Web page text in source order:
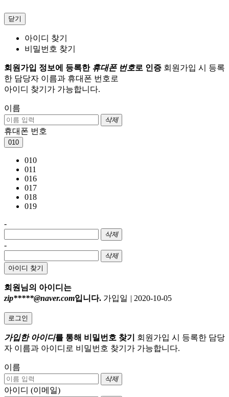
닫기
아이디 찾기
비밀번호 찾기
회원가입 정보에 등록한 휴대폰 번호로 인증 회원가입 시 등록
한 담당자 이름과 휴대폰 번호로
아이디 찾기가 가능합니다.
이름
삭제
휴대폰 번호
010
010
011
016
017
018
019
-
삭제
-
삭제
아이디 찾기
회원님의 아이디는
zip*****@naver.com입니다. 가입일 | 2020-10-05
로그인
가입한 아이디를 통해 비밀번호 찾기
회원가입 시 등록한 담당
자 이름과 아이디로 비밀번호 찾기가 가능합니다.
이름
삭제
아이디 (이메일)